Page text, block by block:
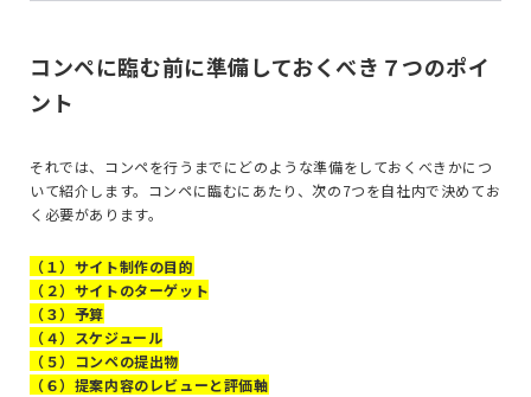
コンペに臨む前に準備しておくべき７つのポイ
ント
それでは、コンペを行うまでにどのような準備をしておくべきかにつ
いて紹介します。コンペに臨むにあたり、次の7つを自社内で決めてお
く必要があります。
（１）サイト制作の目的
（２）サイトのターゲット
（３）予算
（４）スケジュール
（５）コンペの提出物
（６）提案内容のレビューと評価軸